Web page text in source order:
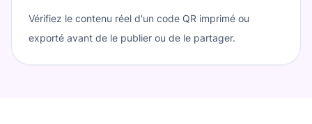
Vérifiez le contenu réel d'un code QR imprimé ou
exporté avant de le publier ou de le partager.